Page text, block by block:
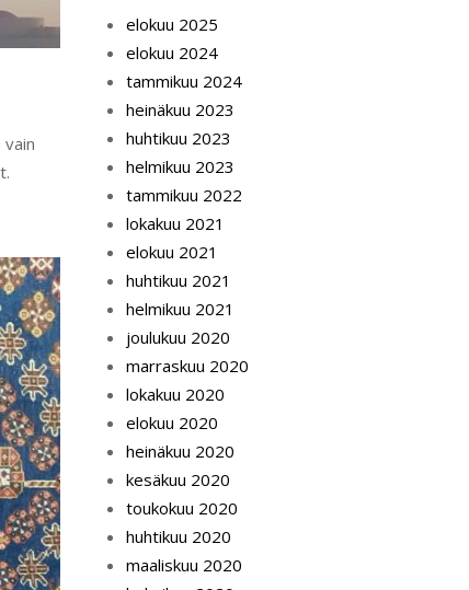
elokuu 2025
elokuu 2024
tammikuu 2024
heinäkuu 2023
huhtikuu 2023
helmikuu 2023
tammikuu 2022
lokakuu 2021
elokuu 2021
huhtikuu 2021
helmikuu 2021
joulukuu 2020
marraskuu 2020
lokakuu 2020
elokuu 2020
heinäkuu 2020
kesäkuu 2020
toukokuu 2020
huhtikuu 2020
maaliskuu 2020